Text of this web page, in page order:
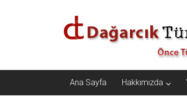
Dağarcık
Türkiye
Türkiye
Cumhuriyeti…
Ana Sayfa Hakkımızda